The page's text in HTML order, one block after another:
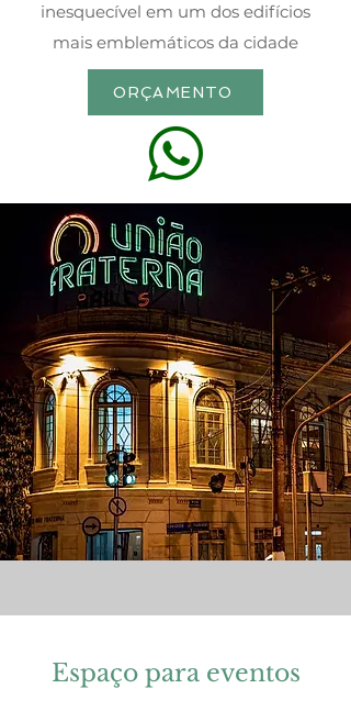
inesquecível em um dos edifícios
mais emblemáticos da cidade
ORÇAMENTO
Espaço para eventos